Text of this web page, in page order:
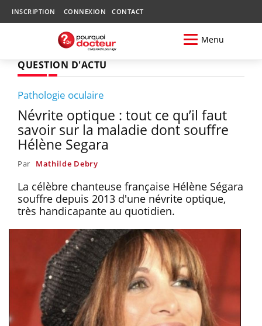
INSCRIPTION CONNEXION CONTACT
Menu
QUESTION D'ACTU
Pathologie oculaire
Névrite optique : tout ce qu’il faut
savoir sur la maladie dont souffre
Hélène Segara
Par Mathilde Debry
La célèbre chanteuse française Hélène Ségara
souffre depuis 2013 d'une névrite optique,
très handicapante au quotidien.